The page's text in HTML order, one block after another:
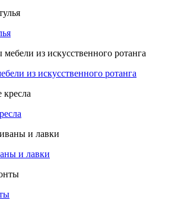
из искусственного ротанга
и лавки